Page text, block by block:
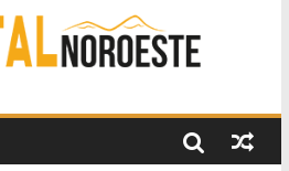
millones de euros a ayudas y